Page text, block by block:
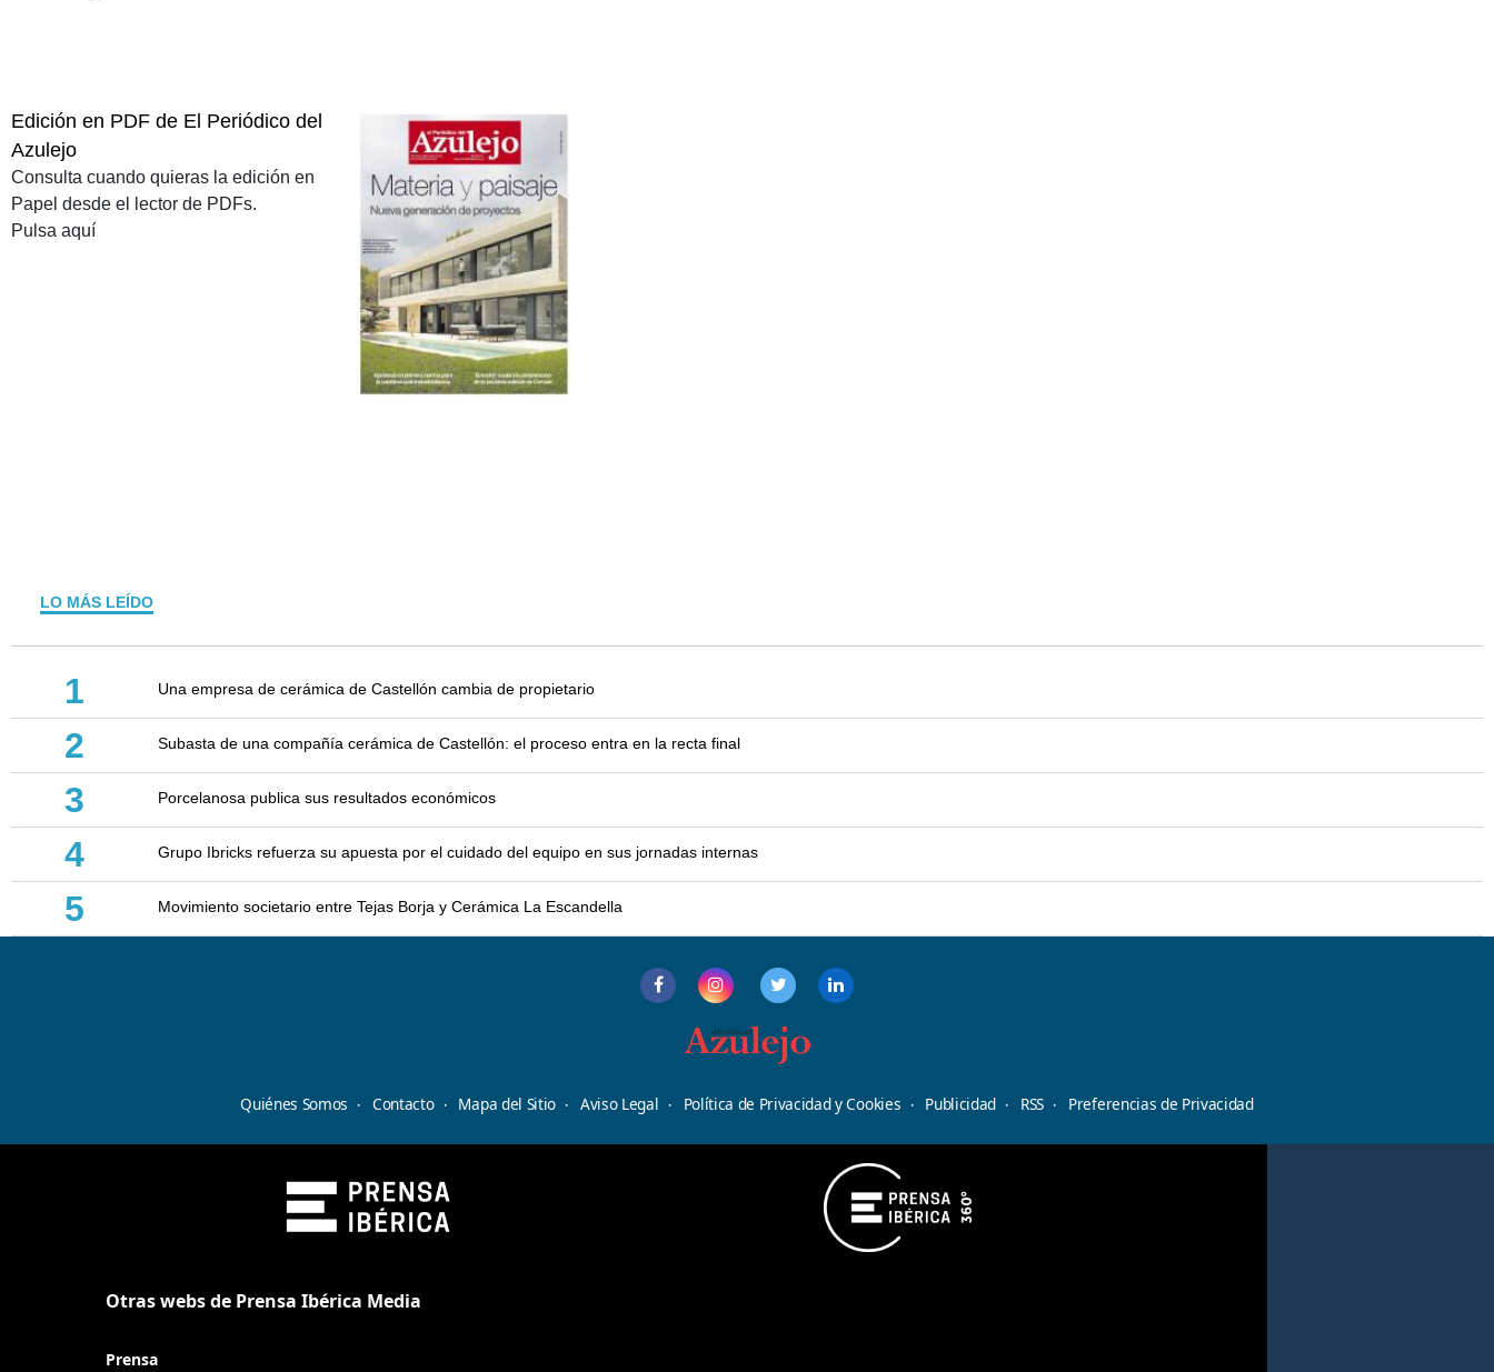
Edición en PDF de El Periódico del
Azulejo
Consulta cuando quieras la edición en
Papel desde el lector de PDFs.
Pulsa aquí
LO MÁS LEÍDO
1 Una empresa de cerámica de Castellón cambia de propietario
2 Subasta de una compañía cerámica de Castellón: el proceso entra en la recta final
3 Porcelanosa publica sus resultados económicos
4 Grupo Ibricks refuerza su apuesta por el cuidado del equipo en sus jornadas internas
5 Movimiento societario entre Tejas Borja y Cerámica La Escandella
Quiénes Somos Contacto Mapa del Sitio Aviso Legal Política de Privacidad y Cookies Publicidad RSS Preferencias de Privacidad
Otras webs de Prensa Ibérica Media
Prensa